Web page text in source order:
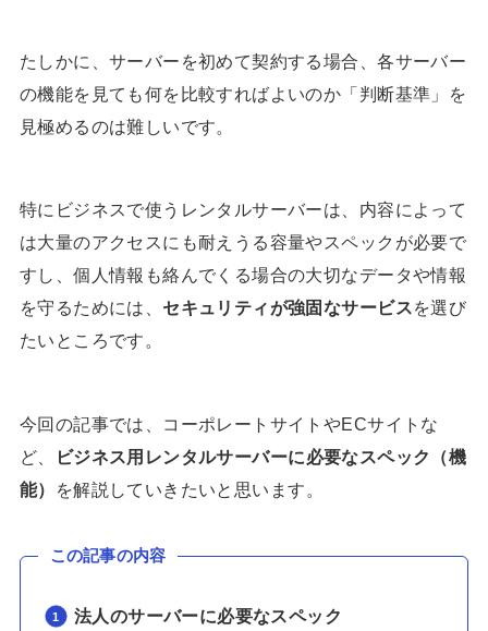
たしかに、サーバーを初めて契約する場合、各サーバー
の機能を見ても何を比較すればよいのか「判断基準」を
見極めるのは難しいです。
特にビジネスで使うレンタルサーバーは、内容によって
は大量のアクセスにも耐えうる容量やスペックが必要で
すし、個人情報も絡んでくる場合の大切なデータや情報
を守るためには、 セキュリティが強固なサービスを選び
たいところです。
今回の記事では、コーポレートサイトやECサイトな
ど、
ビジネス用レンタルサーバーに必要なスペック（機
能）
を解説していきたいと思います。
この記事の内容
法人のサーバーに必要なスペック